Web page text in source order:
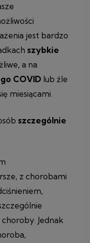
jest bardzo
szybkie
a na
COVID lub źle
miesiącami.
szczególnie
z chorobami
Jednak